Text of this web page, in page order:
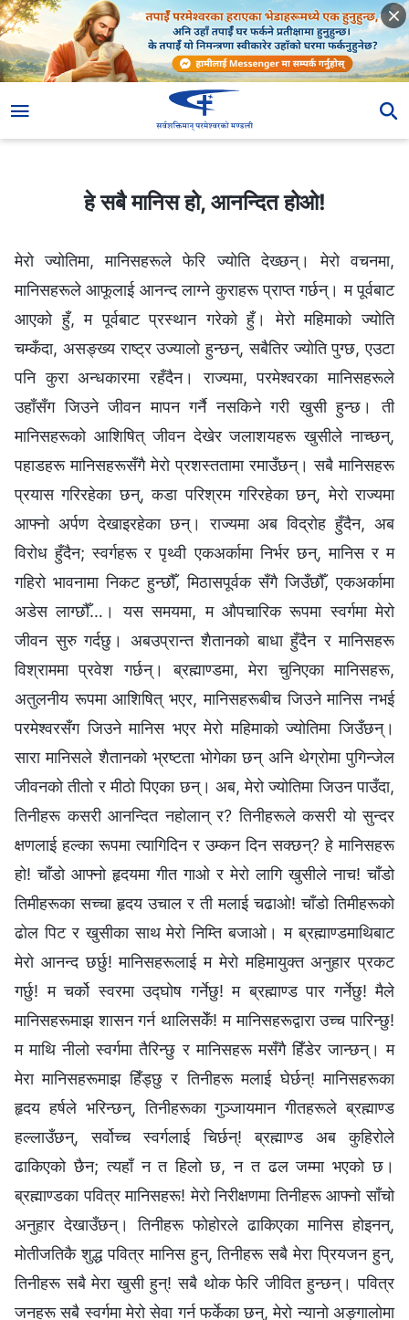
हे सबै मानिस हो, आनन्दित होओ!
मेरो ज्योतिमा, मानिसहरूले फेरि ज्योति देख्छन्। मेरो वचनमा,
मानिसहरूले आफूलाई आनन्द लाग्ने कुराहरू प्राप्त गर्छन्। म पूर्वबाट
आएको हुँ, म पूर्वबाट प्रस्थान गरेको हुँ। मेरो महिमाको ज्योति
चम्कँदा, असङ्ख्य राष्ट्र उज्यालो हुन्छन्, सबैतिर ज्योति पुग्छ, एउटा
पनि कुरा अन्धकारमा रहँदैन। राज्यमा, परमेश्‍वरका मानिसहरूले
उहाँसँग जिउने जीवन मापन गर्नै नसकिने गरी खुसी हुन्छ। ती
मानिसहरूको आशिषित् जीवन देखेर जलाशयहरू खुसीले नाच्छन्,
पहाडहरू मानिसहरूसँगै मेरो प्रशस्ततामा रमाउँछन्। सबै मानिसहरू
प्रयास गरिरहेका छन्, कडा परिश्रम गरिरहेका छन्, मेरो राज्यमा
आफ्नो अर्पण देखाइरहेका छन्। राज्यमा अब विद्रोह हुँदैन, अब
विरोध हुँदैन; स्वर्गहरू र पृथ्वी एकअर्कामा निर्भर छन्, मानिस र म
गहिरो भावनामा निकट हुन्छौँ, मिठासपूर्वक सँगै जिउँछौँ, एकअर्कामा
अडेस लाग्छौँ…। यस समयमा, म औपचारिक रूपमा स्वर्गमा मेरो
जीवन सुरु गर्दछु। अबउप्रान्त शैतानको बाधा हुँदैन र मानिसहरू
विश्राममा प्रवेश गर्छन्। ब्रह्माण्डमा, मेरा चुनिएका मानिसहरू,
अतुलनीय रूपमा आशिषित् भएर, मानिसहरूबीच जिउने मानिस नभई
परमेश्‍वरसँग जिउने मानिस भएर मेरो महिमाको ज्योतिमा जिउँछन्।
सारा मानिसले शैतानको भ्रष्टता भोगेका छन् अनि थेग्रोमा पुगिन्जेल
जीवनको तीतो र मीठो पिएका छन्। अब, मेरो ज्योतिमा जिउन पाउँदा,
तिनीहरू कसरी आनन्दित नहोलान् र? तिनीहरूले कसरी यो सुन्दर
क्षणलाई हल्का रूपमा त्यागिदिन र उम्कन दिन सक्छन्? हे मानिसहरू
हो! चाँडो आफ्नो हृदयमा गीत गाओ र मेरो लागि खुसीले नाच! चाँडो
तिमीहरूका सच्चा हृदय उचाल र ती मलाई चढाओ! चाँडो तिमीहरूको
ढोल पिट र खुसीका साथ मेरो निम्ति बजाओ। म ब्रह्माण्डमाथिबाट
मेरो आनन्द छर्छु! मानिसहरूलाई म मेरो महिमायुक्त अनुहार प्रकट
गर्छु! म चर्को स्वरमा उद्घोष गर्नेछु! म ब्रह्माण्ड पार गर्नेछु! मैले
मानिसहरूमाझ शासन गर्न थालिसकेँ! म मानिसहरूद्वारा उच्च पारिन्छु!
म माथि नीलो स्वर्गमा तैरिन्छु र मानिसहरू मसँगै हिँडेर जान्छन्। म
मेरा मानिसहरूमाझ हिँड्छु र तिनीहरू मलाई घेर्छन्! मानिसहरूका
हृदय हर्षले भरिन्छन्, तिनीहरूका गुञ्जायमान गीतहरूले ब्रह्माण्ड
हल्लाउँछन्, सर्वोच्च स्वर्गलाई चिर्छन्! ब्रह्माण्ड अब कुहिरोले
ढाकिएको छैन; त्यहाँ न त हिलो छ, न त ढल जम्मा भएको छ।
ब्रह्माण्डका पवित्र मानिसहरू! मेरो निरीक्षणमा तिनीहरू आफ्नो साँचो
अनुहार देखाउँछन्। तिनीहरू फोहोरले ढाकिएका मानिस होइनन्,
मोतीजतिकै शुद्ध पवित्र मानिस हुन्, तिनीहरू सबै मेरा प्रियजन हुन्,
तिनीहरू सबै मेरा खुसी हुन्! सबै थोक फेरि जीवित हुन्छन्। पवित्र
जनहरू सबै स्वर्गमा मेरो सेवा गर्न फर्केका छन्, मेरो न्यानो अङ्गालोमा